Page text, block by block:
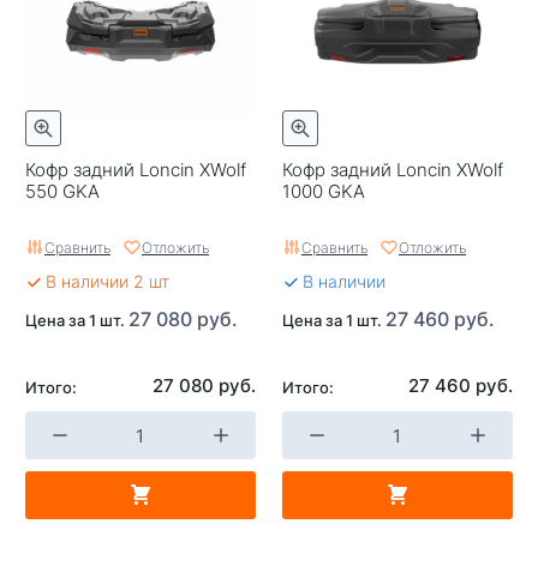
Кофр задний Loncin XWolf
550 GKA
Сравнить Отложить
В наличии 2 шт
Цена за 1 шт. 27 080 руб.
Итого: 27 080 руб.
Кофр задний Loncin XWolf
1000 GKA
Сравнить Отложить
В наличии
Цена за 1 шт. 27 460 руб.
Итого: 27 460 руб.